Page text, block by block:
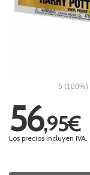
5 (100%)
56,95€
Los precios incluyen IVA.